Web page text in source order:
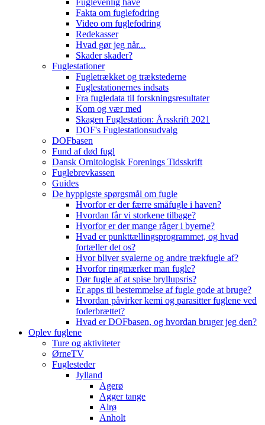
Fuglevenlig have
Fakta om fuglefodring
Video om fuglefodring
Redekasser
Hvad gør jeg når...
Skader skader?
Fuglestationer
Fugletrækket og trækstederne
Fuglestationernes indsats
Fra fugledata til forskningsresultater
Kom og vær med
Skagen Fuglestation: Årsskrift 2021
DOF's Fuglestationsudvalg
DOFbasen
Fund af død fugl
Dansk Ornitologisk Forenings Tidsskrift
Fuglebrevkassen
Guides
De hyppigste spørgsmål om fugle
Hvorfor er der færre småfugle i haven?
Hvordan får vi storkene tilbage?
Hvorfor er der mange råger i byerne?
Hvad er punkttællingsprogrammet, og hvad
fortæller det os?
Hvor bliver svalerne og andre trækfugle af?
Hvorfor ringmærker man fugle?
Dør fugle af at spise bryllupsris?
Er apps til bestemmelse af fugle gode at bruge?
Hvordan påvirker kemi og parasitter fuglene ved
foderbrættet?
Hvad er DOFbasen, og hvordan bruger jeg den?
Oplev fuglene
Ture og aktiviteter
ØrneTV
Fuglesteder
Jylland
Agerø
Agger tange
Alrø
Anholt